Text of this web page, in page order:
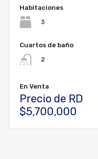
Habitaciones
3
Cuartos de baño
2
En Venta
Precio de RD
$5,700,000